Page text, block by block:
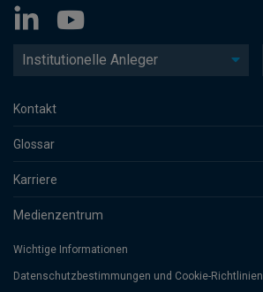
Institutionelle Anleger
Kontakt
Glossar
Karriere
Medienzentrum
Wichtige Informationen
Datenschutzbesti­mmungen und Cookie-Richtlinien